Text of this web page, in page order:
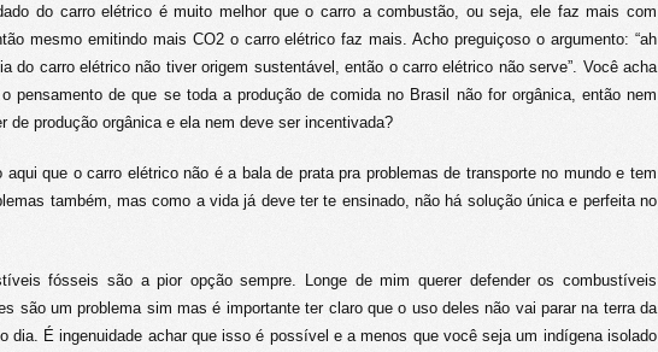
do carro elétrico é muito melhor que o carro a combustão, ou seja, ele faz mais com
mesmo emitindo mais CO2 o carro elétrico faz mais. Acho preguiçoso o argumento: “ah
do carro elétrico não tiver origem sustentável, então o carro elétrico não serve”. Você acha
pensamento de que se toda a produção de comida no Brasil não for orgânica, então nem
de produção orgânica e ela nem deve ser incentivada?
aqui que o carro elétrico não é a bala de prata pra problemas de transporte no mundo e tem
também, mas como a vida já deve ter te ensinado, não há solução única e perfeita no
fósseis são a pior opção sempre. Longe de mim querer defender os combustíveis
são um problema sim mas é importante ter claro que o uso deles não vai parar na terra da
dia. É ingenuidade achar que isso é possível e a menos que você seja um indígena isolado